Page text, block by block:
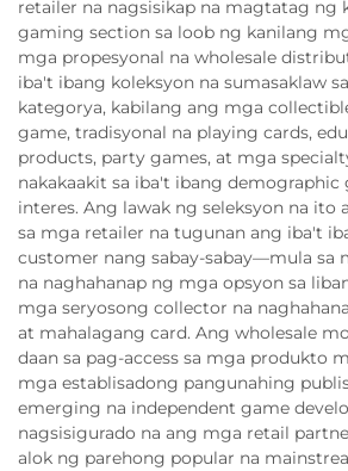
retailer na nagsisikap na magtatag ng
gaming section sa loob ng kanilang
mga propesyonal na wholesale
iba't ibang koleksyon na sumasaklaw
kategorya, kabilang ang mga
game, tradisyonal na playing cards,
products, party games, at mga
nakakaakit sa iba't ibang demographic
interes. Ang lawak ng seleksyon na ito
sa mga retailer na tugunan ang iba't
customer nang sabay-sabay—mula sa
na naghahanap ng mga opsyon sa
mga seryosong collector na
at mahalagang card. Ang wholesale
daan sa pag-access sa mga produkto
mga establisadong pangunahing
emerging na independent game
nagsisigurado na ang mga retail
alok ng parehong popular na